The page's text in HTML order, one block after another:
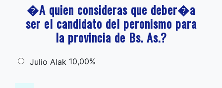
�A quien consideras que deber�a
ser el candidato del peronismo para
la provincia de Bs. As.?
Julio Alak 10,00%